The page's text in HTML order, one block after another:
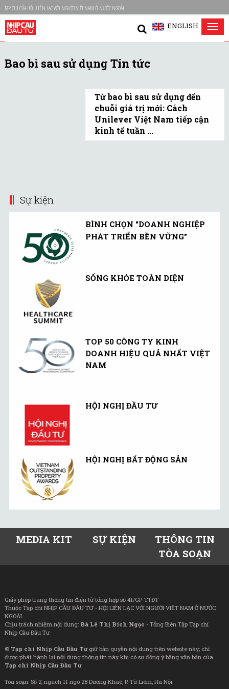
TẠP CHÍ CỦA HỘI LIÊN LẠC VỚI NGƯỜI VIỆT NAM Ở NƯỚC NGOÀI
ENGLISH
Bao bì sau sử dụng Tin tức
Từ bao bì sau sử dụng đến
chuỗi giá trị mới: Cách
Unilever Việt Nam tiếp cận
kinh tế tuần ...
Đổi mới sáng tạo luôn
Sự kiện
BÌNH CHỌN "DOANH NGHIỆP
PHÁT TRIỂN BỀN VỮNG"
SỐNG KHỎE TOÀN DIỆN
TOP 50 CÔNG TY KINH
DOANH HIỆU QUẢ NHẤT VIỆT
NAM
HỘI NGHỊ ĐẦU TƯ
HỘI NGHỊ BẤT ĐỘNG SẢN
MEDIA KIT SỰ KIỆN
THÔNG TIN
TÒA SOẠN
Giấy phép trang thông tin điện tử tổng hợp số 41/GP-TTĐT
Thuộc Tạp chí NHỊP CẦU ĐẦU TƯ - HỘI LIÊN LẠC VỚI NGƯỜI VIỆT NAM Ở NƯỚC
NGOÀI
Chịu trách nhiệm nội dung: Bà Lê Thị Bích Ngọc - Tổng Biên Tập Tạp chí
Nhịp Cầu Đầu Tư
© Tạp chí Nhịp Cầu Đầu Tưgiữ bản quyền nội dung trên website này; chỉ
được phát hành lại nội dung thông tin này khi có sự đồng ý bằng văn bản của
Tạp chí Nhịp Cầu Đầu Tư
Tòa soạn: Số 2, ngách 11 ngõ 28 Dương Khuê, P. Từ Liêm, Hà Nội